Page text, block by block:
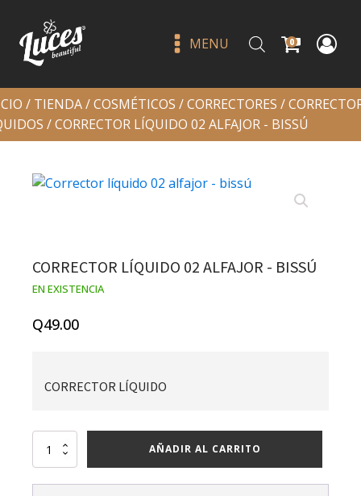
MENU 0
/ TIENDA/COSMÉTICOS /CORRECTORES /
/ CORRECTOR LÍQUIDO 02 ALFAJOR - BISSÚ
CORRECTOR LÍQUIDO 02 ALFAJOR - BISSÚ
EN EXISTENCIA
Q49.00
CORRECTOR LÍQUIDO
Corrector
AÑADIR AL CARRITO